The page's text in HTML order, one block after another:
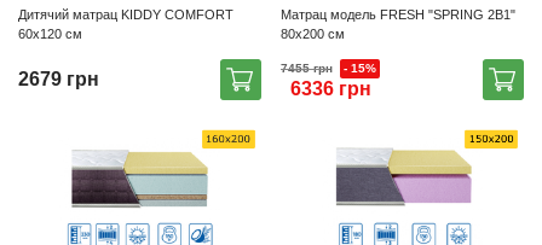
Дитячий матрац KIDDY COMFORT
60х120 см
2679 грн
Матрац модель FRESH "SPRING 2В1"
80х200 см
7455 грн - 15%
6336 грн